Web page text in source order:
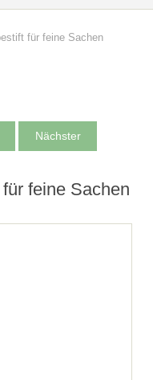
für feine Sachen
Nächster
feine Sachen